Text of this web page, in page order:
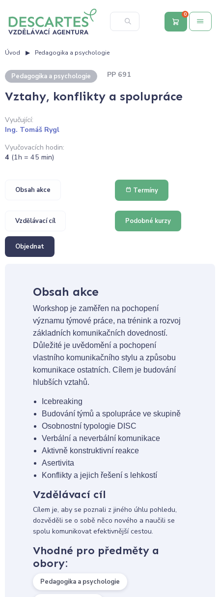
0
Úvod Pedagogika a psychologie
Pedagogika a psychologie PP 691
Vztahy, konflikty a spolupráce
Vyučující:
Ing. Tomáš Rygl
Vyučovacích hodin:
4 (1h = 45 min)
Obsah akce Termíny
Vzdělávací cíl Podobné kurzy
Objednat
Obsah akce
Workshop je zaměřen na pochopení
významu týmové práce, na trénink a rozvoj
základních komunikačních dovedností.
Důležité je uvědomění a pochopení
vlastního komunikačního stylu a způsobu
komunikace ostatních. Cílem je budování
hlubších vztahů.
Icebreaking
Budování týmů a spolupráce ve skupině
Osobnostní typologie DISC
Verbální a neverbální komunikace
Aktivně konstruktivní reakce
Asertivita
Konflikty a jejich řešení s lehkostí
Vzdělávací cíl
Cílem je, aby se poznali z jiného úhlu pohledu,
dozvěděli se o sobě něco nového a naučili se
spolu komunikovat efektivnější cestou.
Vhodné pro předměty a
obory:
Pedagogika a psychologie